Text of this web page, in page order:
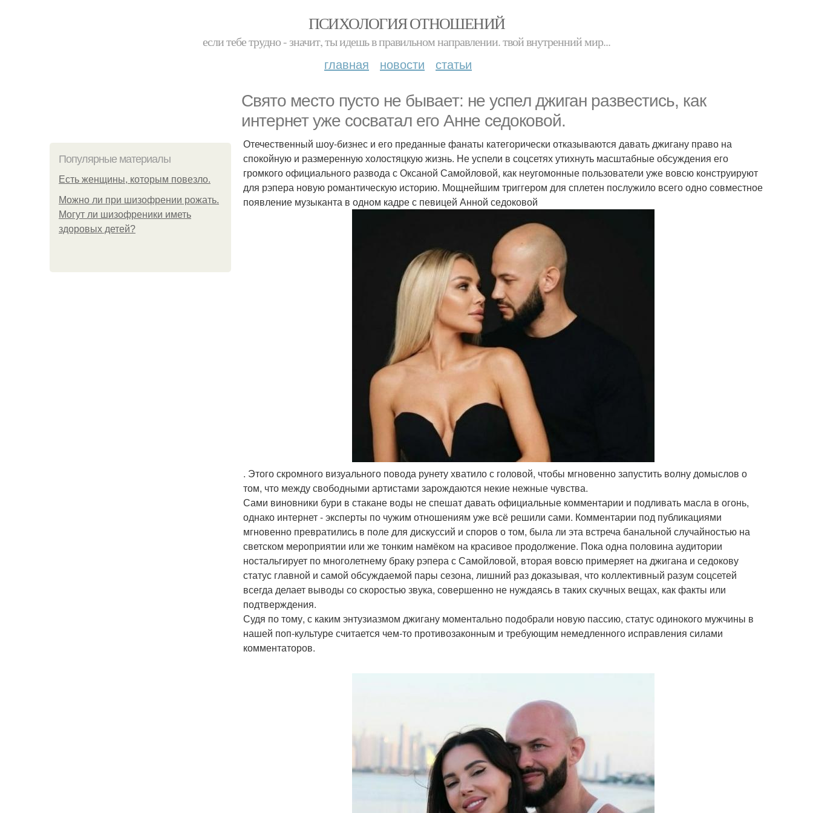
ПСИХОЛОГИЯ ОТНОШЕНИЙ
если тебе трудно - значит, ты идешь в правильном направлении. твой внутренний мир...
главная новости статьи
Свято место пусто не бывает: не успел джиган развестись, как
интернет уже сосватал его Анне седоковой.
Популярные материалы
Есть женщины, которым повезло.
Можно ли при шизофрении рожать.
Могут ли шизофреники иметь
здоровых детей?
Отечественный шоу-бизнес и его преданные фанаты категорически отказываются давать джигану право на
спокойную и размеренную холостяцкую жизнь. Не успели в соцсетях утихнуть масштабные обсуждения его
громкого официального развода с Оксаной Самойловой, как неугомонные пользователи уже вовсю конструируют
для рэпера новую романтическую историю. Мощнейшим триггером для сплетен послужило всего одно совместное
появление музыканта в одном кадре с певицей Анной седоковой
. Этого скромного визуального повода рунету хватило с головой, чтобы мгновенно запустить волну домыслов о
том, что между свободными артистами зарождаются некие нежные чувства.
Сами виновники бури в стакане воды не спешат давать официальные комментарии и подливать масла в огонь,
однако интернет - эксперты по чужим отношениям уже всё решили сами. Комментарии под публикациями
мгновенно превратились в поле для дискуссий и споров о том, была ли эта встреча банальной случайностью на
светском мероприятии или же тонким намёком на красивое продолжение. Пока одна половина аудитории
ностальгирует по многолетнему браку рэпера с Самойловой, вторая вовсю примеряет на джигана и седокову
статус главной и самой обсуждаемой пары сезона, лишний раз доказывая, что коллективный разум соцсетей
всегда делает выводы со скоростью звука, совершенно не нуждаясь в таких скучных вещах, как факты или
подтверждения.
Судя по тому, с каким энтузиазмом джигану моментально подобрали новую пассию, статус одинокого мужчины в
нашей поп-культуре считается чем-то противозаконным и требующим немедленного исправления силами
комментаторов.